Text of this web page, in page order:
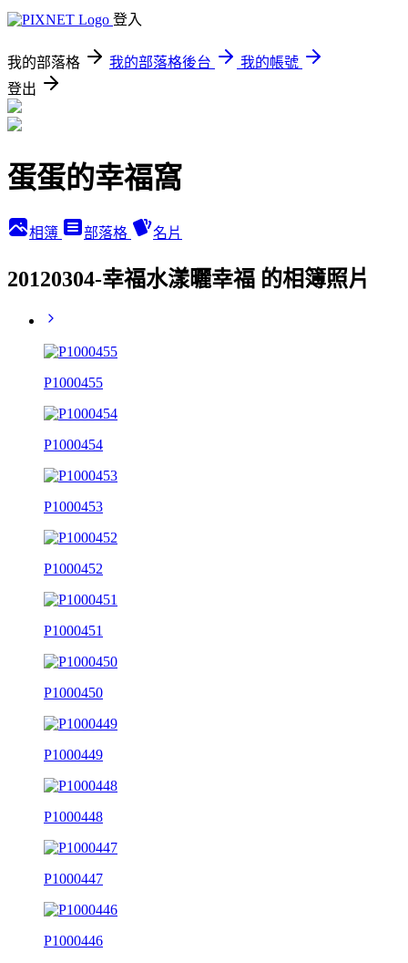
登入
我的部落格 我的部落格後台
我的帳號
登出
蛋蛋的幸福窩
相簿 部落格 名片
20120304-幸福水漾曬幸福 的相簿照片
P1000455
P1000454
P1000453
P1000452
P1000451
P1000450
P1000449
P1000448
P1000447
P1000446